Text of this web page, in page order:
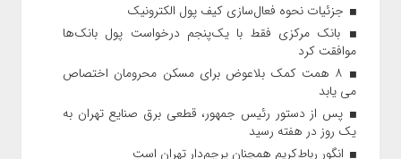
جزئیات نحوه فعال‌سازی کیف پول الکترونیک
بانک مرکزی فقط با یک‌‎پنجم درخواست پول بانک‌ها
موافقت کرد
۸ همت کمک بلاعوض برای مسکن محرومان اختصاص
می یابد
پس از دستور رئیس‌ جمهور، قطعی برق صنایع تهران به
یک روز در هفته رسید
انگور رباط‌کریم همچنان پرچم‌دار تهران است